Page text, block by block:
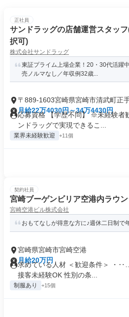
正社員
サンドラッグの店舗運営スタッ
択可)
株式会社サンドラッグ
東証プライム上場企業！20・30代活躍
売ノルマなし／年収例32歳...
〒889-1603宮崎県宮崎市清武町正
月給22万4030円～34万4430円
応募資格 【学歴不問】 ※未経験者
ンドラッグで実現できるこ...
業界未経験歓迎 +11個
契約社員
宮崎ブーゲンビリア空港内ラウ
宮崎空港ビル株式会社
おもてなしが得意な方に♪週休二日制
宮崎県宮崎市宮崎空港
月給20万円
求めている人材 ＜歓迎条件
接客未経験OK 性別の条...
制服あり +15個